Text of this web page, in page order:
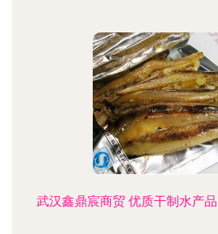
武汉鑫鼎宸商贸 优质干制水产